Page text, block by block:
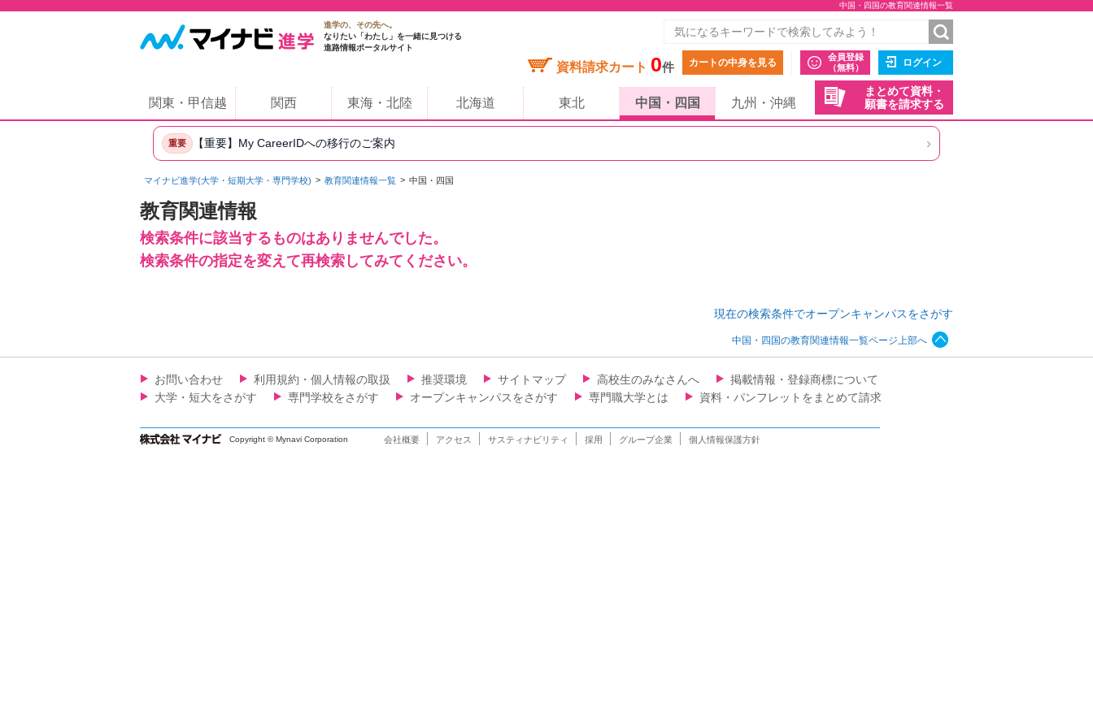
中国・四国の教育関連情報一覧
進学の、その先へ。
なりたい「わたし」を一緒に見つける
進路情報ポータルサイト
資料請求カート 0件 カートの中身を見る
会員登録
（無料）
ログイン
まとめて資料・
願書を請求する
関東・甲信越 関西 東海・北陸 北海道 東北 中国・四国 九州・沖縄
重要 【重要】My CareerIDへの移行のご案内 ›
マイナビ進学(大学・短期大学・専門学校) 教育関連情報一覧 中国・四国
教育関連情報
検索条件に該当するものはありませんでした。
検索条件の指定を変えて再検索してみてください。
現在の検索条件でオープンキャンパスをさがす
中国・四国の教育関連情報一覧ページ上部へ
お問い合わせ 利用規約・個人情報の取扱 推奨環境 サイトマップ 高校生のみなさんへ
掲載情報・登録商標について
大学・短大をさがす
専門学校をさがす オープンキャンパスをさがす 専門職大学とは 資料・パンフレットをまとめて請求
Copyright © Mynavi Corporation 会社概要 アクセス サスティナビリティ 採用 グループ企業 個人情報保護方針